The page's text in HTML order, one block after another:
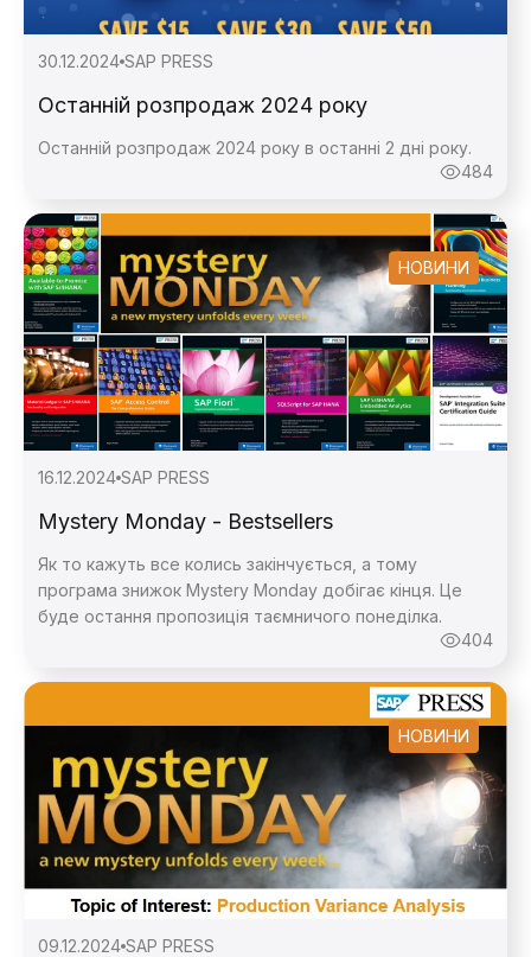
30.12.2024 SAP PRESS
Останній розпродаж 2024 року
Останній розпродаж 2024 року в останні 2 дні року.
484
НОВИНИ
16.12.2024 SAP PRESS
Mystery Monday - Bestsellers
Як то кажуть все колись закінчується, а тому
програма знижок Mystery Monday добігає кінця. Це
буде остання пропозиція таємничого понеділка.
404
НОВИНИ
09.12.2024 SAP PRESS